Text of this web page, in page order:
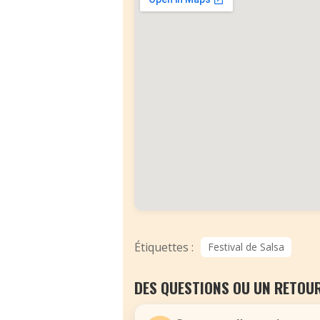
Étiquettes : Festival de Salsa
DES QUESTIONS OU UN